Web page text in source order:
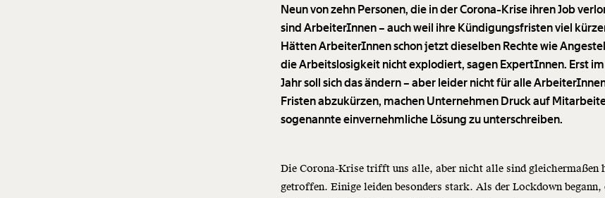
Neun von zehn Personen, die in der Corona-Krise ihren Job
sind ArbeiterInnen – auch weil ihre Kündigungsfristen viel
Hätten ArbeiterInnen schon jetzt dieselben Rechte wie
die Arbeitslosigkeit nicht explodiert, sagen ExpertInnen. Erst
Jahr soll sich das ändern – aber leider nicht für alle
Fristen abzukürzen, machen Unternehmen Druck auf
sogenannte einvernehmliche Lösung zu unterschreiben.
Die Corona-Krise trifft uns alle, aber nicht alle sind gleichermaßen
getroffen. Einige leiden besonders stark. Als der Lockdown